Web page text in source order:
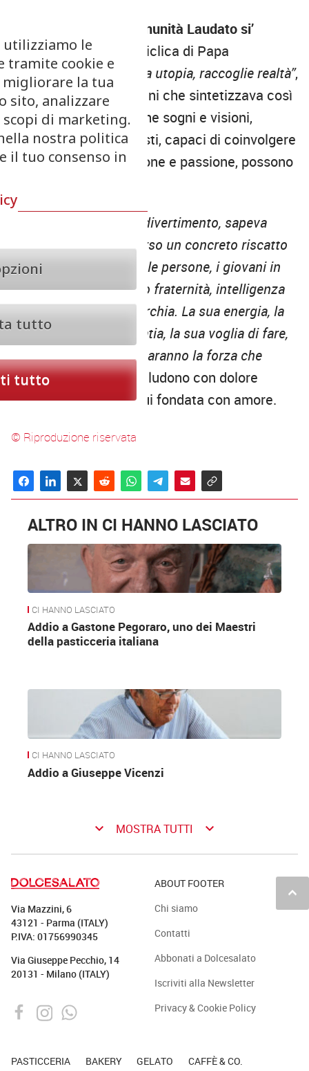
Comunità Laudato si’
(2017), ispirate all’enciclica di Papa
Francesco, “chi semina utopia, raccoglie realtà”,
amava dire Carlo Petrini che sintetizzava così
la sua vita, convinto che sogni e visioni,
quando sono belli, giusti, capaci di coinvolgere
e vissuti con convinzione e passione, possono
“Sognatore e uomo di divertimento, sapeva
costruire e ispirare, verso un concreto riscatto
sociale, lavorando con le persone, i giovani in
particolare, auspicando fraternità, intelligenza
affettiva e austera anarchia. La sua energia, la
sua straordinaria empatia, la sua voglia di fare,
il suo esempio di vita saranno la forza che
guiderà tutti noi”, concludono con dolore
dall’associazione da lui fondata con amore.
© Riproduzione riservata
ALTRO IN CI HANNO LASCIATO
CI HANNO LASCIATO
Addio a Gastone Pegoraro, uno dei Maestri
della pasticceria italiana
CI HANNO LASCIATO
Addio a Giuseppe Vicenzi
keyboard_arrow_down MOSTRA TUTTI keyboard_arrow_down
keyboard_arrow_up
Via Mazzini, 6
43121 - Parma (ITALY)
P.IVA: 01756990345
Via Giuseppe Pecchio, 14
20131 - Milano (ITALY)
ABOUT FOOTER
Chi siamo
Contatti
Abbonati a Dolcesalato
Iscriviti alla Newsletter
Privacy & Cookie Policy
PASTICCERIA BAKERY GELATO CAFFÈ & CO.
le
tramite cookie e
la tua
sito, analizzare
di marketing.
nostra politica
il tuo consenso in
tutto
tutto